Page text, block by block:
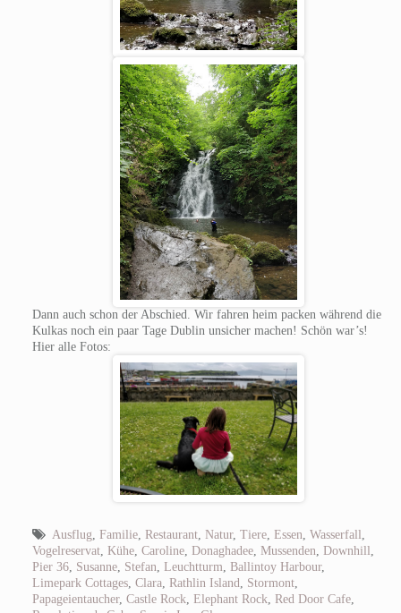
Dann auch schon der Abschied. Wir fahren heim packen während die
Kulkas noch ein paar Tage Dublin unsicher machen! Schön war’s!
Hier alle Fotos:
Ausflug Familie, Restaurant, Natur, Tiere, Essen Wasserfall
Vogelreservat, Kühe, Caroline, Donaghadee, Mussenden Downhill
Pier 36, Susanne, Stefan Leuchtturm Ballintoy Harbour,
Limepark Cottages, Clara Rathlin Island Stormont,
Papageientaucher, Castle Rock Elephant Rock Red Door Cafe,